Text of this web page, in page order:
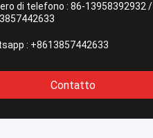
di telefono : 86-13958392932 /
: +8613857442633
Contatto